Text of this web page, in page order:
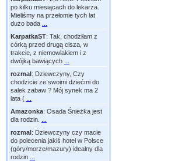
po kilku miesiącach do lekarza.
Mieliśmy na przełomie tych lat
dużo bada
KarpatkaST: Tak, chodziłam z
córką przed drugą cisza, w
trakcie, z niemowlakiem i z
dwójką bawiących
rozmal: Dziewczyny, Czy
chodzicie ze swoimi dziećmi do
salek zabaw ? Mój synek ma 2
lata (
Amazonka: Osada Śnieżka jest
dla rodzin.
rozmal: Dziewczyny czy macie
do polecenia jakiś hotel w Polsce
(góry/morze/mazury) idealny dla
rodzin